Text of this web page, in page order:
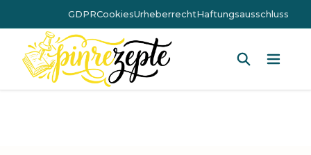
GDPRCookiesUrheberrechtHaftungsausschluss